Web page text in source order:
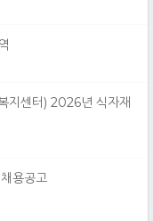
지센터) 2026년 식자재
용공고